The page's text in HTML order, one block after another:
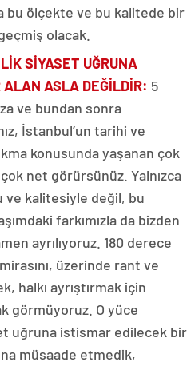
bu ölçekte ve bu kalitede bir
olacak.
SİYASET UĞRUNA
ASLA DEĞİLDİR: 5
ve bundan sonra
İstanbul’un tarihi ve
konusunda yaşanan çok
net görürsünüz. Yalnızca
ve kalitesiyle değil, bu
farkımızla da bizden
ayrılıyoruz. 180 derece
üzerinde rant ve
halkı ayrıştırmak için
görmüyoruz. O yüce
uğruna istismar edilecek bir
müsaade etmedik,